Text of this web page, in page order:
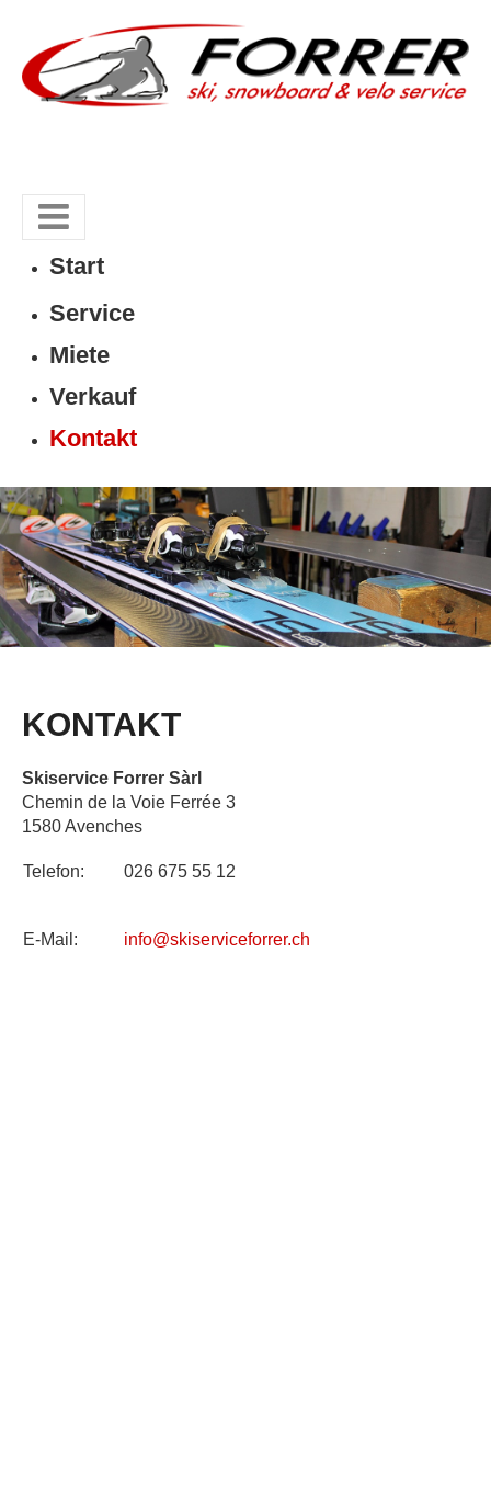
Start
Service
Miete
Verkauf
Kontakt
KONTAKT
Skiservice Forrer Sàrl
Chemin de la Voie Ferrée 3
1580 Avenches
Telefon:
E-Mail:
026 675 55 12
info@skiserviceforrer.ch